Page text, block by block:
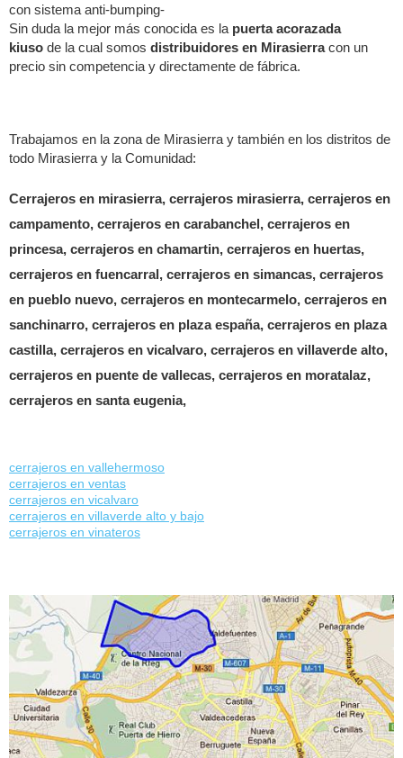
con sistema anti-bumping-
Sin duda la mejor más conocida es la puerta acorazada
kiuso de la cual somos distribuidores en Mirasierracon un
precio sin competencia y directamente de fábrica.
Trabajamos en la zona de Mirasierra y también en los distritos de
todo Mirasierra y la Comunidad:
Cerrajeros en mirasierra, cerrajeros mirasierra, cerrajeros en
campamento, cerrajeros en carabanchel, cerrajeros en
princesa, cerrajeros en chamartin, cerrajeros en huertas,
cerrajeros en fuencarral, cerrajeros en simancas, cerrajeros
en pueblo nuevo, cerrajeros en montecarmelo, cerrajeros en
sanchinarro, cerrajeros en plaza españa, cerrajeros en plaza
castilla, cerrajeros en vicalvaro, cerrajeros en villaverde alto,
cerrajeros en puente de vallecas, cerrajeros en moratalaz,
cerrajeros en santa eugenia,
cerrajeros en vallehermoso
cerrajeros en ventas
cerrajeros en vicalvaro
cerrajeros en villaverde alto y bajo
cerrajeros en vinateros